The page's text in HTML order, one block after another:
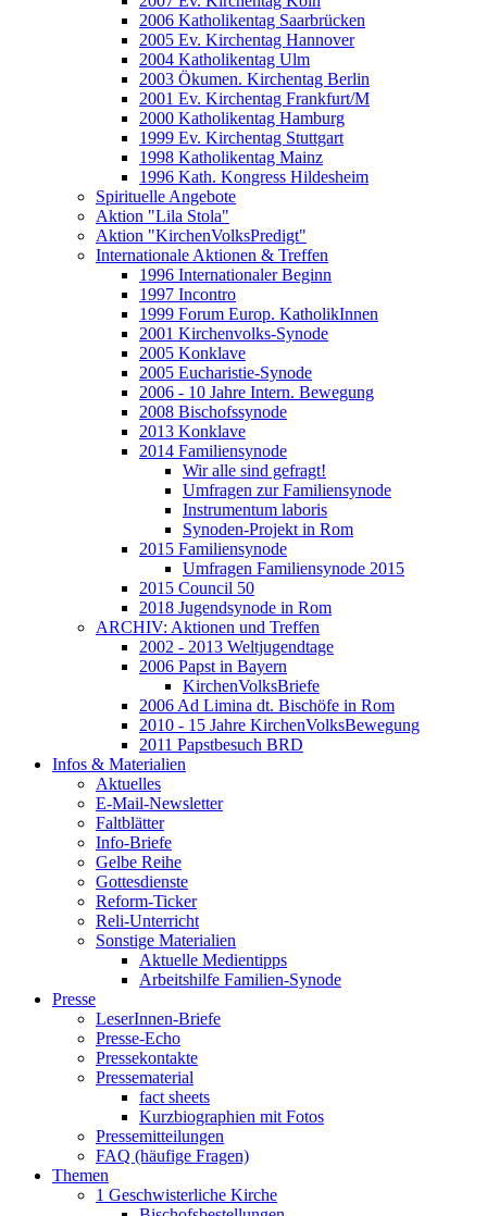
2006 Katholikentag Saarbrücken
2005 Ev. Kirchentag Hannover
2004 Katholikentag Ulm
2003 Ökumen. Kirchentag Berlin
2001 Ev. Kirchentag Frankfurt/M
2000 Katholikentag Hamburg
1999 Ev. Kirchentag Stuttgart
1998 Katholikentag Mainz
1996 Kath. Kongress Hildesheim
Spirituelle Angebote
Aktion "Lila Stola"
Aktion "KirchenVolksPredigt"
Internationale Aktionen & Treffen
1996 Internationaler Beginn
1997 Incontro
1999 Forum Europ. KatholikInnen
2001 Kirchenvolks-Synode
2005 Konklave
2005 Eucharistie-Synode
2006 - 10 Jahre Intern. Bewegung
2008 Bischofssynode
2013 Konklave
2014 Familiensynode
Wir alle sind gefragt!
Umfragen zur Familiensynode
Instrumentum laboris
Synoden-Projekt in Rom
2015 Familiensynode
Umfragen Familiensynode 2015
2015 Council 50
2018 Jugendsynode in Rom
ARCHIV: Aktionen und Treffen
2002 - 2013 Weltjugendtage
2006 Papst in Bayern
KirchenVolksBriefe
2006 Ad Limina dt. Bischöfe in Rom
2010 - 15 Jahre KirchenVolksBewegung
2011 Papstbesuch BRD
Infos & Materialien
Aktuelles
E-Mail-Newsletter
Faltblätter
Info-Briefe
Gelbe Reihe
Gottesdienste
Reform-Ticker
Reli-Unterricht
Sonstige Materialien
Aktuelle Medientipps
Arbeitshilfe Familien-Synode
Presse
LeserInnen-Briefe
Presse-Echo
Pressekontakte
Pressematerial
fact sheets
Kurzbiographien mit Fotos
Pressemitteilungen
FAQ (häufige Fragen)
Themen
1 Geschwisterliche Kirche